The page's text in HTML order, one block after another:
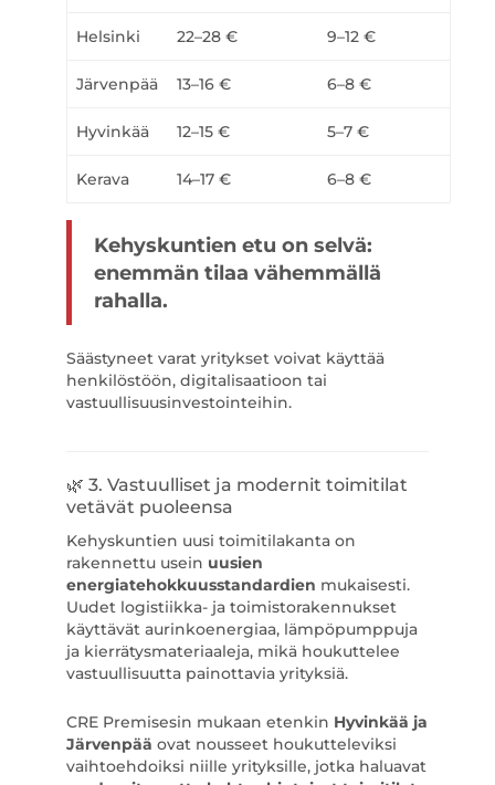
Helsinki 22–28 € 9–12 €
Järvenpää 13–16 € 6–8 €
Hyvinkää 12–15 € 5–7 €
Kerava 14–17 € 6–8 €
Kehyskuntien etu on selvä:
enemmän tilaa vähemmällä
rahalla.
Säästyneet varat yritykset voivat käyttää
henkilöstöön, digitalisaatioon tai
vastuullisuusinvestointeihin.
🌿 3. Vastuulliset ja modernit toimitilat
vetävät puoleensa
Kehyskuntien uusi toimitilakanta on
rakennettu usein uusien
energiatehokkuusstandardien mukaisesti.
Uudet logistiikka- ja toimistorakennukset
käyttävät aurinkoenergiaa, lämpöpumppuja
ja kierrätysmateriaaleja, mikä houkuttelee
vastuullisuutta painottavia yrityksiä.
CRE Premisesin mukaan etenkin Hyvinkää ja
Järvenpää ovat nousseet houkutteleviksi
vaihtoehdoiksi niille yrityksille, jotka haluavat